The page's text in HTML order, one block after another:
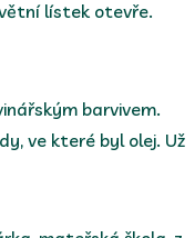
lístek otevře.
barvivem.
ve které byl olej. Už